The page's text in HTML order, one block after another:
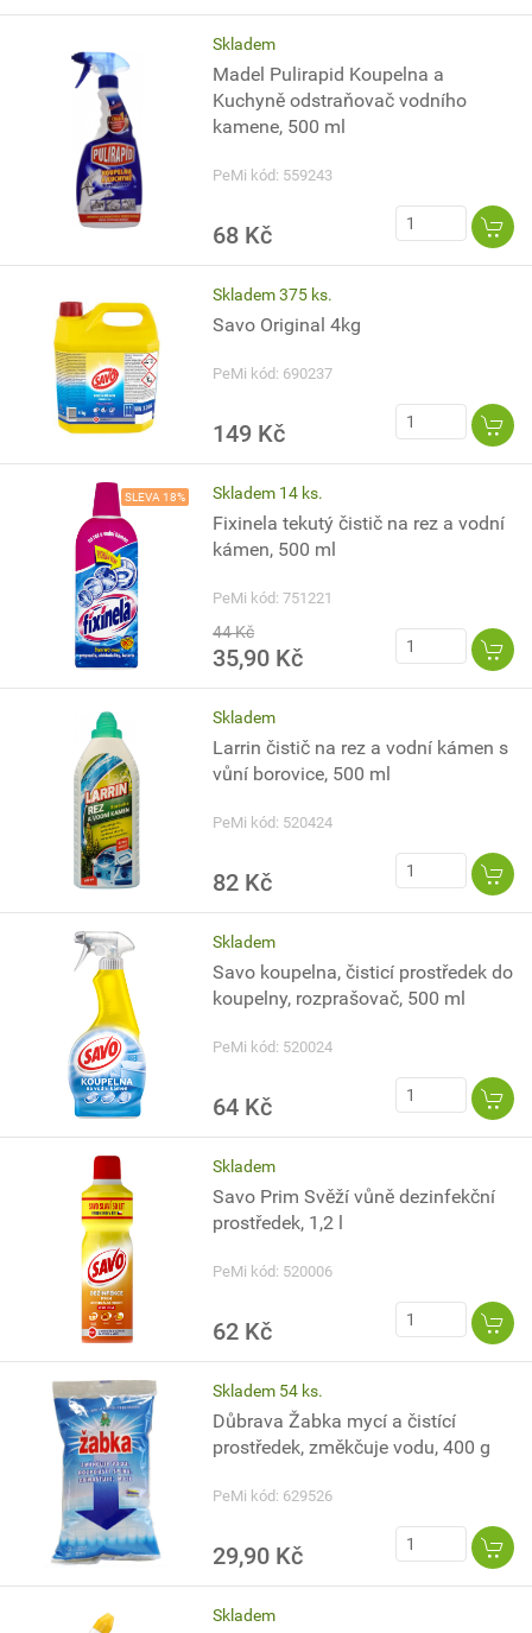
Skladem
Madel Pulirapid Koupelna a
Kuchyně odstraňovač vodního
kamene, 500 ml
PeMi kód: 559243
68 Kč
Skladem 375 ks.
Savo Original 4kg
PeMi kód: 690237
149 Kč
SLEVA 18% Skladem 14 ks.
Fixinela tekutý čistič na rez a vodní
kámen, 500 ml
PeMi kód: 751221
44 Kč
35,90 Kč
Skladem
Larrin čistič na rez a vodní kámen s
vůní borovice, 500 ml
PeMi kód: 520424
82 Kč
Skladem
Savo koupelna, čisticí prostředek do
koupelny, rozprašovač, 500 ml
PeMi kód: 520024
64 Kč
Skladem
Savo Prim Svěží vůně dezinfekční
prostředek, 1,2 l
PeMi kód: 520006
62 Kč
Skladem 54 ks.
Důbrava Žabka mycí a čistící
prostředek, změkčuje vodu, 400 g
PeMi kód: 629526
29,90 Kč
Skladem